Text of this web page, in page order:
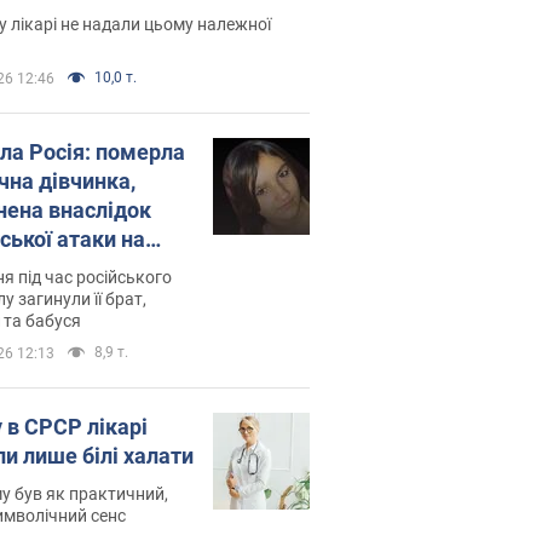
рак
лікарі не надали цьому належної
12:46 10,0 т.
Росія: померла
дівчинка,
внаслідок
атаки на
Фото
під час російського
загинули її брат,
та бабуся
12:13 8,9 т.
СРСР лікарі
лише білі халати
був як практичний,
сенс